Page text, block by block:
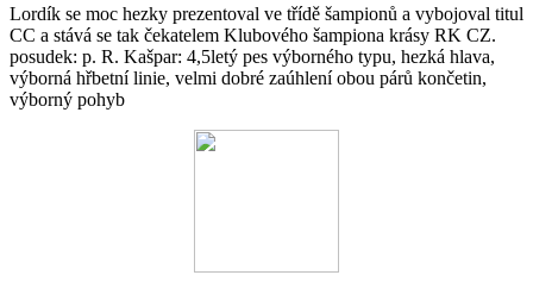
Lordík se moc hezky prezentoval ve třídě šampionů a vybojoval titul
CC a stává se tak čekatelem Klubového šampiona krásy RK CZ.
posudek: p. R. Kašpar: 4,5letý pes výborného typu, hezká hlava,
výborná hřbetní linie, velmi dobré zaúhlení obou párů končetin,
výborný pohyb